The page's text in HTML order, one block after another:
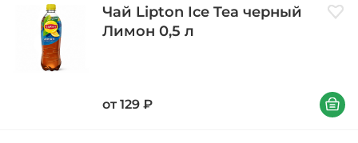
Чай Lipton Ice Tea черный
Лимон 0,5 л
от 129 ₽ В